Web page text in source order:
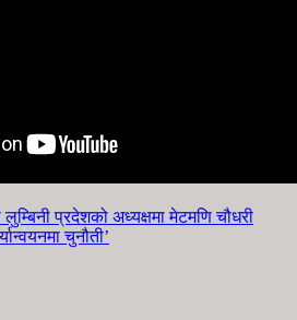
प्रदेशको अध्यक्षमा मेटमणि चौधरी
चुनौती’